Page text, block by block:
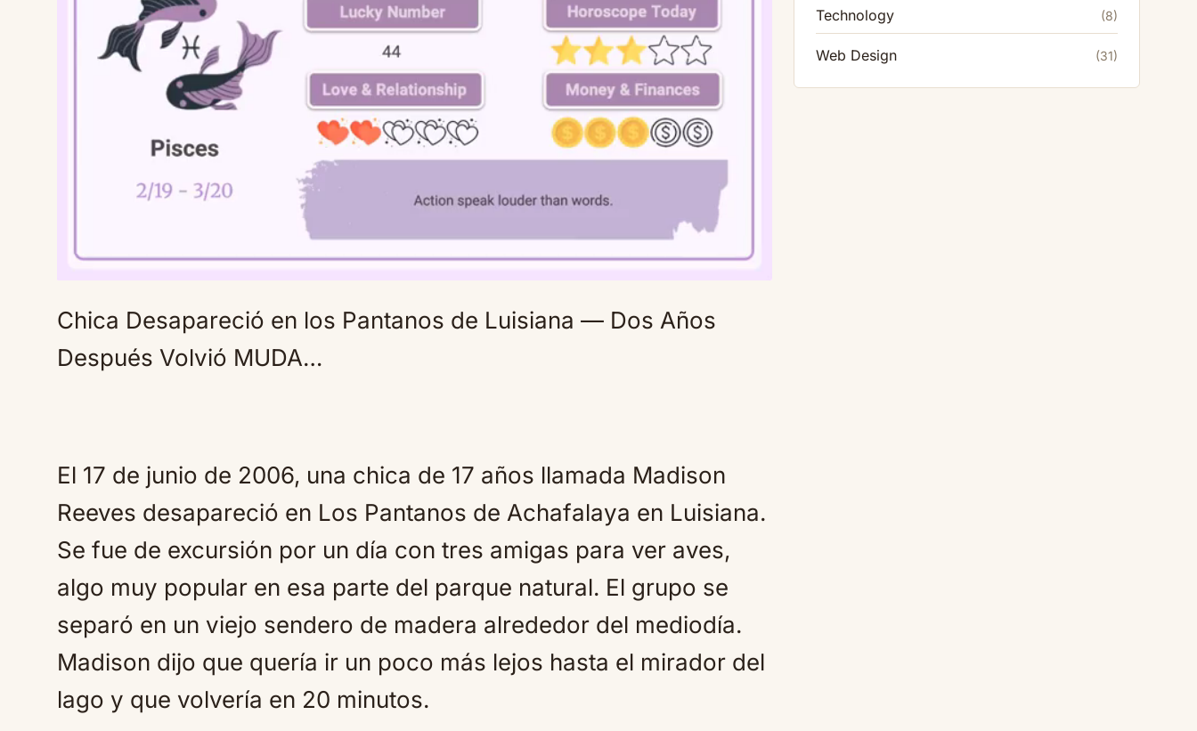
Chica Desapareció en los Pantanos de Luisiana — Dos Años
Después Volvió MUDA…
El 17 de junio de 2006, una chica de 17 años llamada Madison
Reeves desapareció en Los Pantanos de Achafalaya en Luisiana.
Se fue de excursión por un día con tres amigas para ver aves,
algo muy popular en esa parte del parque natural. El grupo se
separó en un viejo sendero de madera alrededor del mediodía.
Madison dijo que quería ir un poco más lejos hasta el mirador del
lago y que volvería en 20 minutos.
Technology (8)
Web Design (31)